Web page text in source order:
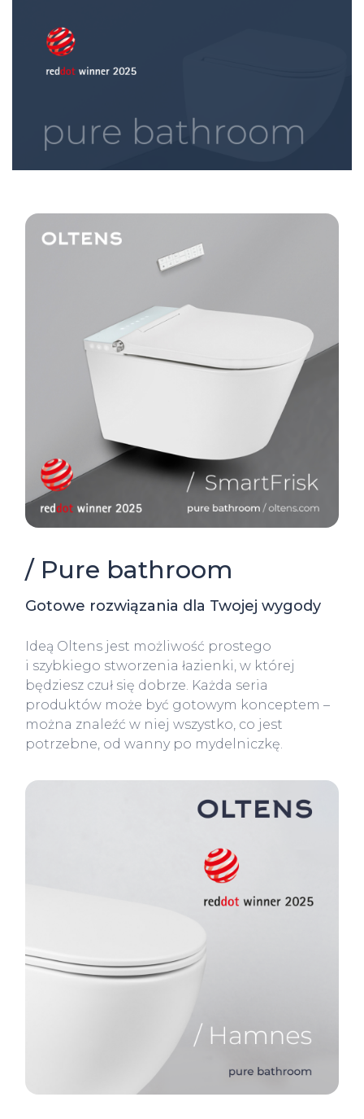
/ Pure bathroom
Gotowe rozwiązania dla Twojej wygody
Ideą Oltens jest możliwość prostego
i szybkiego stworzenia łazienki, w której
będziesz czuł się dobrze. Każda seria
produktów może być gotowym konceptem –
można znaleźć w niej wszystko, co jest
potrzebne, od wanny po mydelniczkę.